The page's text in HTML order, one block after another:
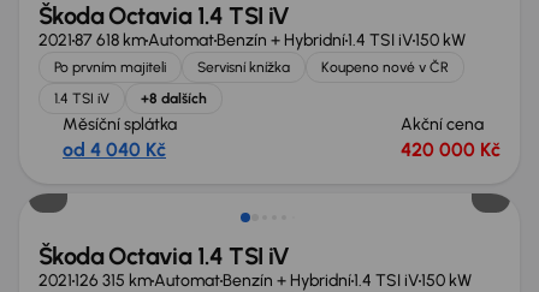
Škoda Octavia 1.4 TSI iV
202187 618 kmAutomatBenzín + Hybridní1.4 TSI iV150 kW
Po prvním majiteli Servisní knížka
Koupeno nové v ČR
1.4 TSI iV
+8 dalších
Měsíční splátka
od 4 040 Kč
Akční cena
420 000 Kč
Možnost odpočtu DPH
Škoda Octavia 1.4 TSI iV
2021126 315 kmAutomatBenzín + Hybridní1.4 TSI iV150 kW